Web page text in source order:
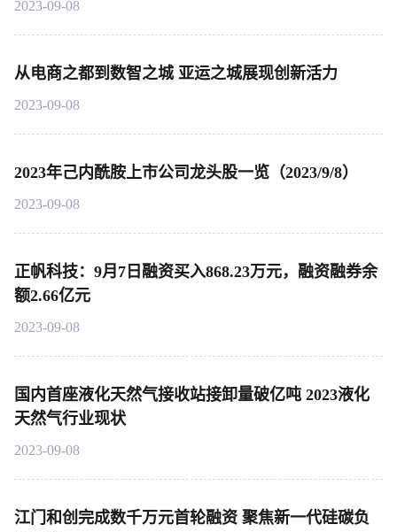
2023-09-08
从电商之都到数智之城 亚运之城展现创新活力
2023-09-08
2023年己内酰胺上市公司龙头股一览（2023/9/8）
2023-09-08
正帆科技：9月7日融资买入868.23万元，融资融券余
额2.66亿元
2023-09-08
国内首座液化天然气接收站接卸量破亿吨 2023液化
天然气行业现状
2023-09-08
江门和创完成数千万元首轮融资 聚焦新一代硅碳负